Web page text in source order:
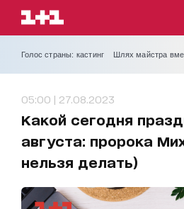
Голос страны: кастинг Шлях майстра
05:00 | 27.08.2023
Какой сегодня
августа: пророка
нельзя делать)